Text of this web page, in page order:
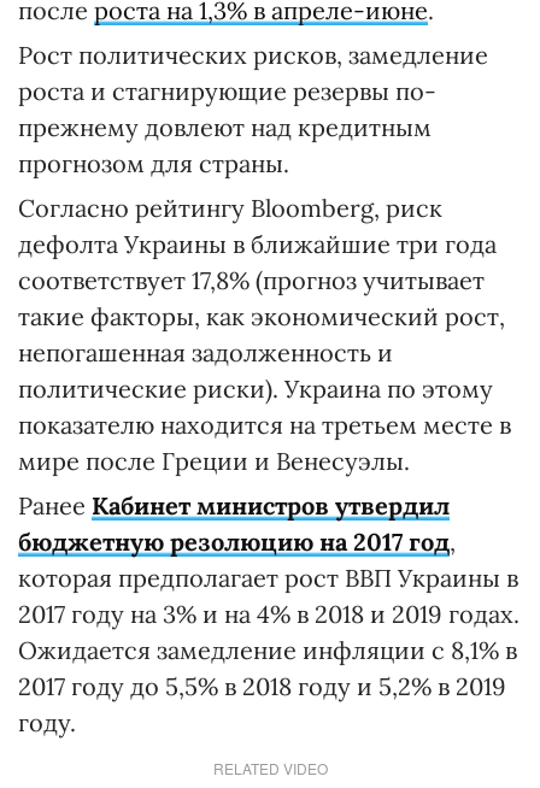
после роста на 1,3% в апреле-июне.
Рост политических рисков, замедление
роста и стагнирующие резервы по-
прежнему довлеют над кредитным
прогнозом для страны.
Согласно рейтингу Bloomberg, риск
дефолта Украины в ближайшие три года
соответствует 17,8% (прогноз учитывает
такие факторы, как экономический рост,
непогашенная задолженность и
политические риски). Украина по этому
показателю находится на третьем месте в
мире после Греции и Венесуэлы.
Ранее Кабинет министров утвердил
бюджетную резолюцию на 2017 год,
которая предполагает рост ВВП Украины в
2017 году на 3% и на 4% в 2018 и 2019 годах.
Ожидается замедление инфляции с 8,1% в
2017 году до 5,5% в 2018 году и 5,2% в 2019
году.
RELATED VIDEO